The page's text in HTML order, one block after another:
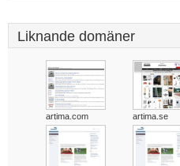
Liknande domäner
artima.com artima.se